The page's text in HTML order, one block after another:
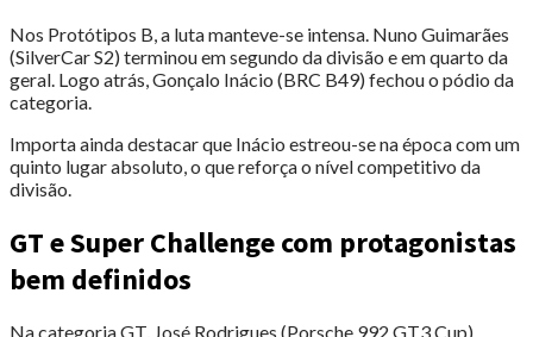
Nos Protótipos B, a luta manteve-se intensa. Nuno Guimarães
(SilverCar S2) terminou em segundo da divisão e em quarto da
geral. Logo atrás, Gonçalo Inácio (BRC B49) fechou o pódio da
categoria.
Importa ainda destacar que Inácio estreou-se na época com um
quinto lugar absoluto, o que reforça o nível competitivo da
divisão.
GT e Super Challenge com protagonistas
bem definidos
Na categoria GT, José Rodrigues (Porsche 992 GT3 Cup)